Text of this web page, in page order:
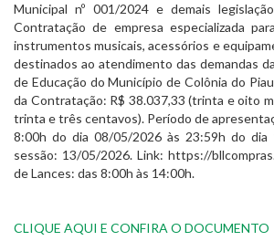
Municipal nº 001/2024 e demais
Contratação de empresa especializada
instrumentos musicais, acessórios e
destinados ao atendimento das demandas
de Educação do Município de Colônia do
da Contratação: R$ 38.037,33 (trinta e oito
trinta e três centavos). Período de
8:00h do dia 08/05/2026 às 23:59h do dia
sessão: 13/05/2026. Link: https://
de Lances: das 8:00h às 14:00h.
CLIQUE AQUI E CONFIRA O DOCUMENTO